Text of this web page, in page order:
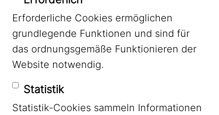
Mastodon
Erforderliche Cookies ermöglichen
grundlegende Funktionen und sind für
das ordnungsgemäße Funktionieren der
Website notwendig.
Statistik
Statistik-Cookies sammeln Informationen